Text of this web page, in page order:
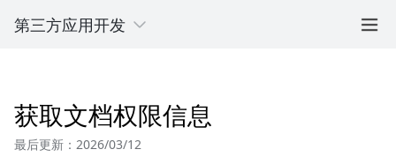
第三方应用开发
获取文档权限信息
最后更新：2026/03/12